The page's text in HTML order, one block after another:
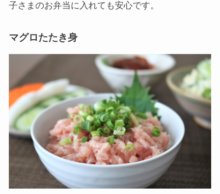
子さまのお弁当に入れても安心です。
マグロたたき身